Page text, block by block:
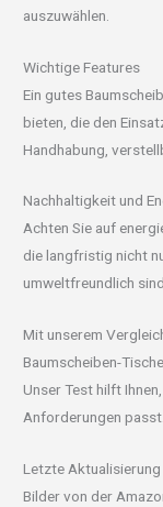
auszuwählen.
Wichtige Features
Ein gutes
bieten, die den
Handhabung,
Nachhaltigkeit und
Achten Sie auf
die langfristig nicht
umweltfreundlich
Mit unserem
Baumscheiben-
Unser Test hilft
Anforderungen passt.
Letzte
Bilder von der